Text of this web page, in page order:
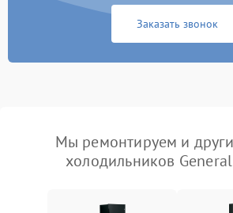
Заказать звонок
Мы ремонтируем и
холодильников